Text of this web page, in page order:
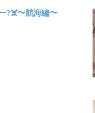
?‍☠️〜航海編〜